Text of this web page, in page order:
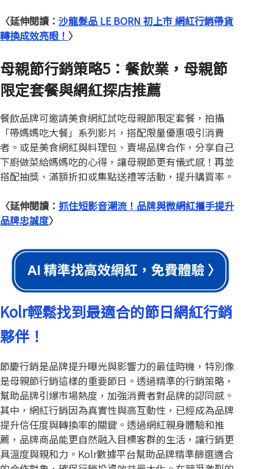
〈延伸閱讀： 沙龍髮品 LE BORN 初上市 網紅行銷帶貨
轉換成效亮眼！ 〉
母親節行銷策略5：餐飲業，母親節
限定套餐與網紅探店推薦
餐飲品牌可邀請美食網紅試吃母親節限定套餐，拍攝
「帶媽媽吃大餐」系列影片，搭配限量優惠吸引消費
者。或是美食網紅與料理包、賣場品牌合作，分享自己
下廚做菜給媽媽吃的心得，讓母親節更有儀式感！再並
搭配抽獎、滿額折扣或集點送禮等活動，提升購買率。
〈延伸閱讀： 抓住短影音潮流！品牌與微網紅攜手提升
品牌忠誠度〉
Kolr輕鬆找到最適合的節日網紅行銷
夥伴！
節慶行銷是品牌提升曝光與影響力的最佳時機，特別像
是母親節行銷這樣的重要節日。透過精準的行銷策略，
幫助品牌引爆市場熱度，加強消費者對品牌的認同感。
其中，網紅行銷因為真實性與高互動性，已經成為品牌
提升信任度與轉換率的關鍵。透過網紅親身體驗和推
薦，品牌商品能更自然融入目標客群的生活，讓行銷更
具溫度與親和力。Kolr數據平台幫助品牌精準篩選適合